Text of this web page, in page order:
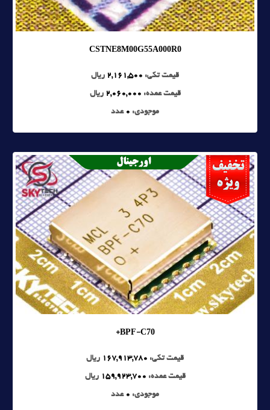
CSTNE8M00G55A000R0
قیمت تکی: 2,161,500 ریال
قیمت عمده: 2,060,000 ریال
موجودی: 0 عدد
BPF-C70+
قیمت تکی: 167,913,780 ریال
قیمت عمده: 159,923,700 ریال
موجودی: 0 عدد